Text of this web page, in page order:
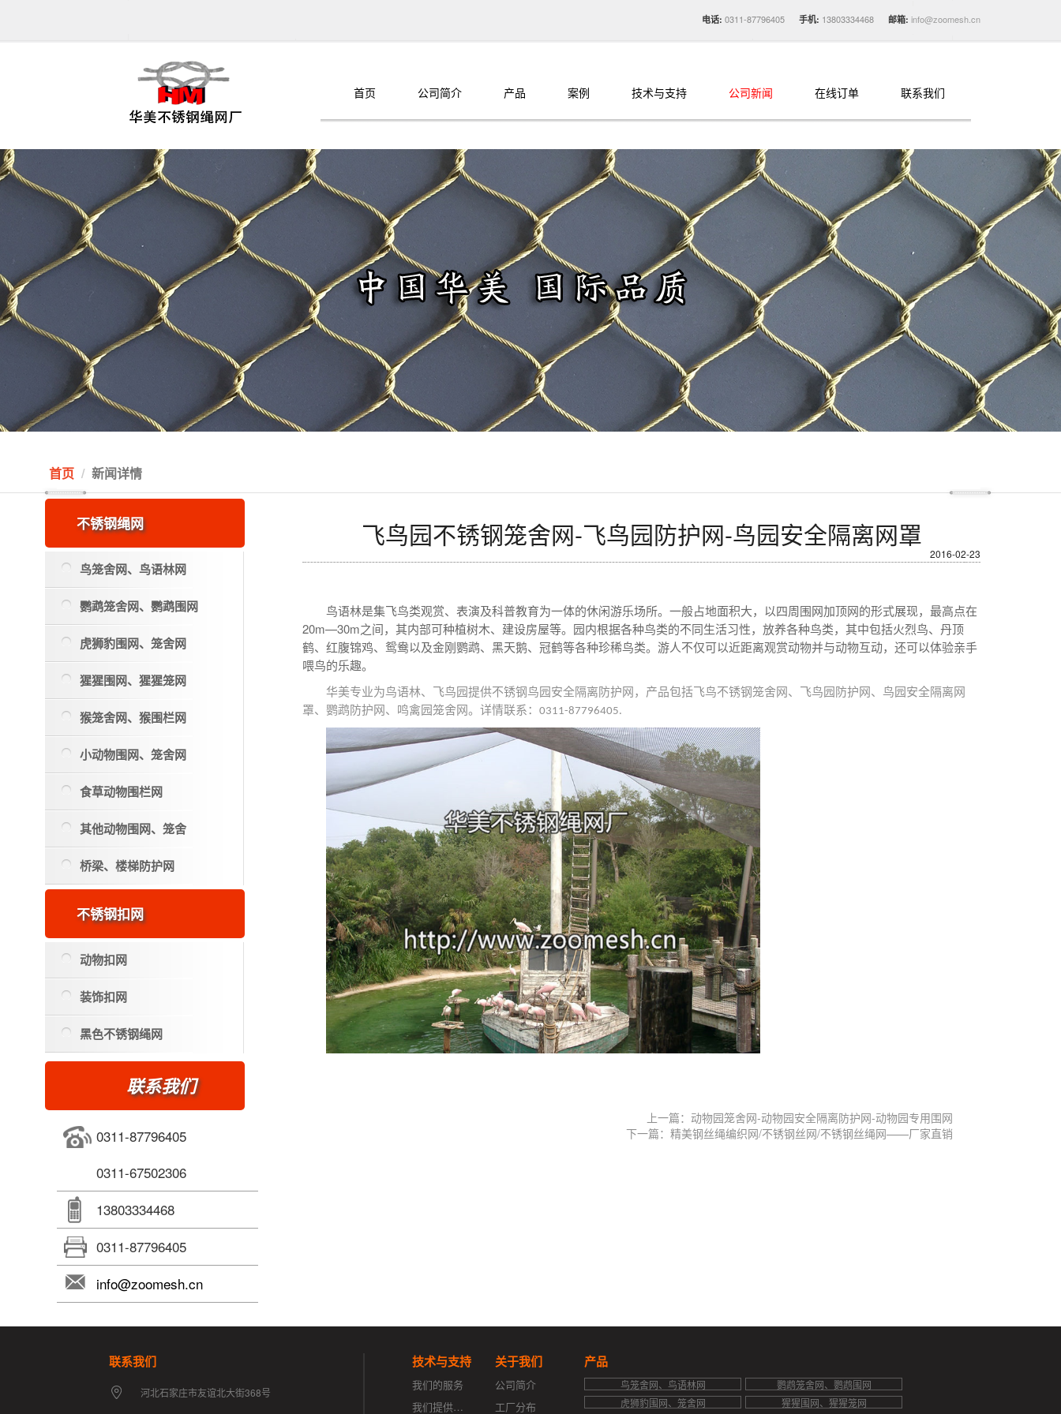
电话: 0311-87796405 手机: 13803334468 邮箱: info@zoomesh.cn
首页 公司简介 产品 案例 技术与支持 公司新闻 在线订单 联系我们
首页 新闻详情
不锈钢绳网
鸟笼舍网、鸟语林网
鹦鹉笼舍网、鹦鹉围网
虎狮豹围网、笼舍网
猩猩围网、猩猩笼网
猴笼舍网、猴围栏网
小动物围网、笼舍网
食草动物围栏网
其他动物围网、笼舍
桥梁、楼梯防护网
不锈钢扣网
动物扣网
装饰扣网
黑色不锈钢绳网
联系我们
0311-87796405
0311-67502306
13803334468
0311-87796405
info@zoomesh.cn
飞鸟园不锈钢笼舍网-飞鸟园防护网-鸟园安全隔离网罩
2016-02-23
鸟语林是集飞鸟类观赏、表演及科普教育为一体的休闲游乐场所。一般占地面积大，以四周围网加顶网的形式展现，最高点在
20m—30m之间，其内部可种植树木、建设房屋等。园内根据各种鸟类的不同生活习性，放养各种鸟类，其中包括火烈鸟、丹顶
鹤、红腹锦鸡、鸳鸯以及金刚鹦鹉、黑天鹅、冠鹤等各种珍稀鸟类。游人不仅可以近距离观赏动物并与动物互动，还可以体验亲手
喂鸟的乐趣。
华美专业为鸟语林、飞鸟园提供不锈钢鸟园安全隔离防护网，产品包括飞鸟不锈钢笼舍网、飞鸟园防护网、鸟园安全隔离网
罩、鹦鹉防护网、鸣禽园笼舍网。详情联系：0311-87796405.
上一篇：动物园笼舍网-动物园安全隔离防护网-动物园专用围网
下一篇：精美钢丝绳编织网/不锈钢丝网/不锈钢丝绳网——厂家直销
联系我们
河北石家庄市友谊北大街368号
技术与支持
我们的服务
我们提供的支持
关于我们
公司简介
工厂分布
产品
鸟笼舍网、鸟语林网
鹦鹉笼舍网、鹦鹉围网
虎狮豹围网、笼舍网
猩猩围网、猩猩笼网